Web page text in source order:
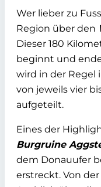
Wer lieber zu
Region über den
Dieser 180
beginnt und
wird in der Regel
von jeweils vier
aufgeteilt.
Eines der
Burgruine
dem Donauufer
erstreckt. Von